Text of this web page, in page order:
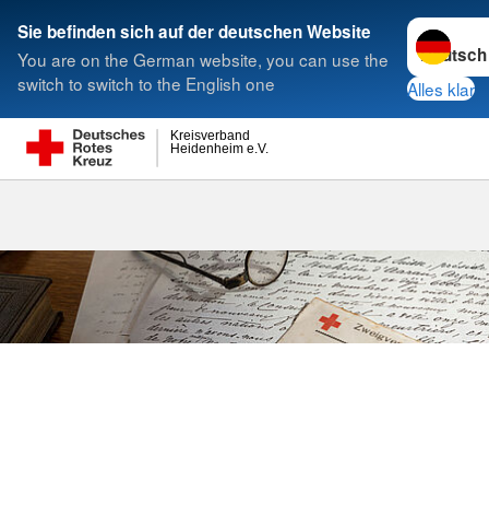
Sie befinden sich auf der deutschen Website
You are on the German website, you can use the
switch to switch to the English one
Sprache
Alles klar
Heidenheim e.V.
Kreisverband
Suche